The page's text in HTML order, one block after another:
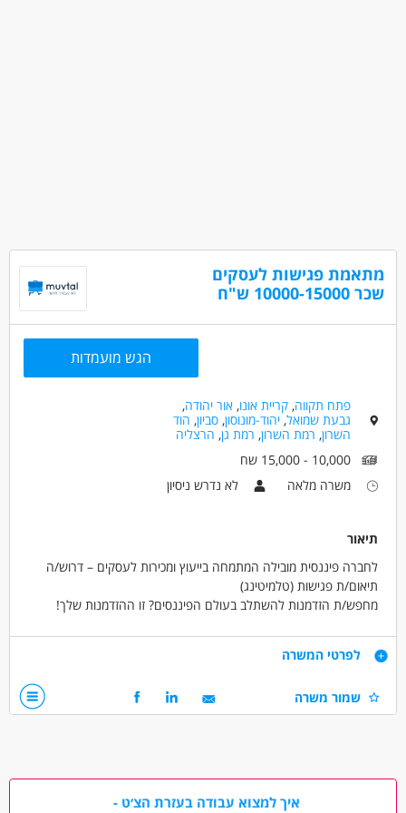
מתאמת פגישות לעסקים
שכר 10000-15000 ש"ח
הגש מועמדות
פתח תקווה,קריית אונו,אור יהודה,
גבעת שמואל,יהוד-מונוסון,סביון, הוד
השרון, רמת השרון, רמת גן, הרצליה
10,000 - 15,000 שח
משרה מלאה
לא נדרש ניסיון
תיאור
לחברה פיננסית מובילה המתמחה בייעוץ ומכירות לעסקים – דרוש/ה
תיאום/ת פגישות (טלמיטינג)
מחפש/ת הזדמנות להשתלב בעולם הפיננסים? זו ההזדמנות שלך!
✅ משרה מלאה בימים א'-ה'
✅ שכר מתגמל, בונוסים גבוהים ותנאים מצוינים
✅ הזדמנות אמיתית להתפתח בתחום הייעוץ והמכירות הפיננסיות
✅ והכי חשוב אין אצלנו תקרת שכר!!
איתנו!
דרישות
🔹 תיאום פגישות עם לקוחות עסקיים פוטנציאליים
🔹 תודעת שירות גבוהה, כישורי מכירה ואסרטיביות
🔹 שליטה ביישומי מחשב – חובה
לפרטי המשרה
שמור משרה
איך למצוא עבודה בעזרת הצ׳ט -